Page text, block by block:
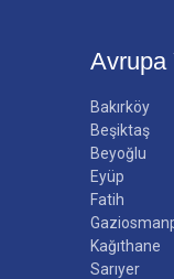
Avrupa
Bakırköy
Beşiktaş
Beyoğlu
Eyüp
Fatih
Kağıthane
Sarıyer